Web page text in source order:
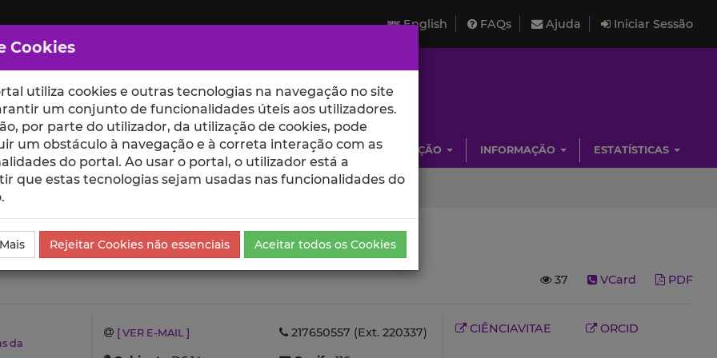
English FAQs Ajuda Iniciar Sessão
ESCOLAS UNIDADES INVESTIGAÇÃO INFORMAÇÃO ESTATÍSTICAS
37 VCard PDF
da
[ VER E-MAIL ]
217650557 (Ext. 220337)
CIÊNCIAVITAE ORCID
Cookies
utiliza cookies e outras tecnologias na navegação no site
um conjunto de funcionalidades úteis aos utilizadores.
por parte do utilizador, da utilização de cookies, pode
um obstáculo à navegação e à correta interação com as
do portal. Ao usar o portal, o utilizador está a
que estas tecnologias sejam usadas nas funcionalidades do
Rejeitar Cookies não essenciais Aceitar todos os Cookies